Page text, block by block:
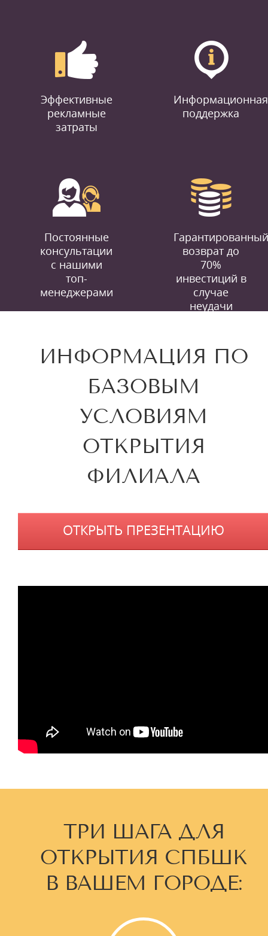
Эффективные
рекламные
затраты
Информационная
поддержка
Постоянные
консультации
с нашими
топ-
менеджерами
Гарантированный
возврат до
70%
инвестиций в
случае
неудачи
ИНФОРМАЦИЯ ПО
БАЗОВЫМ
УСЛОВИЯМ
ОТКРЫТИЯ
ФИЛИАЛА
ОТКРЫТЬ ПРЕЗЕНТАЦИЮ
ТРИ ШАГА ДЛЯ
ОТКРЫТИЯ СПБШК
В ВАШЕМ ГОРОДЕ: